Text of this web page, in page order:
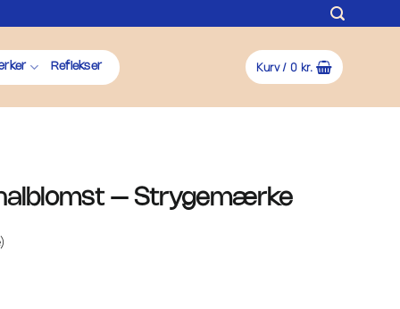
Reflekser Kurv /0 kr.
– Strygemærke